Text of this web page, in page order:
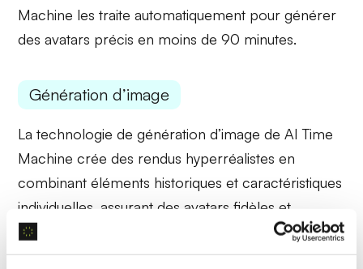
Machine les traite automatiquement pour générer
des avatars précis en moins de 90 minutes.
Génération d’image
La technologie degénération d’image de AI Time
Machine crée des rendus hyperréalistes en
combinant éléments historiques et caractéristiques
individuelles, assurant des avatars fidèles et
détaillés.